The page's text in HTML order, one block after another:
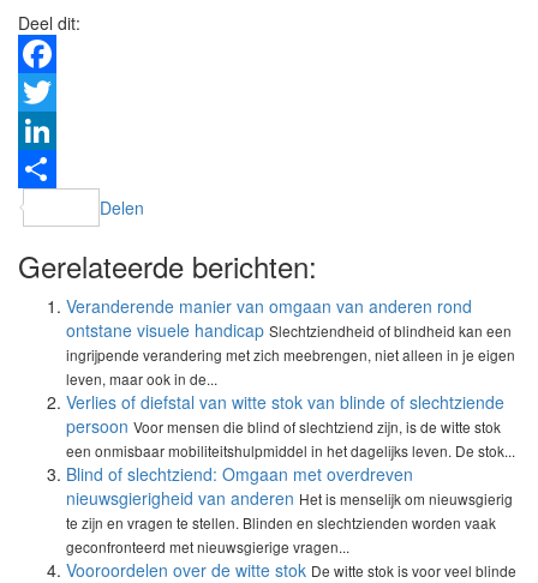
Deel dit:
Facebook
Twitter
LinkedIn
Delen
Gerelateerde berichten:
Veranderende manier van omgaan van anderen rond
ontstane visuele handicap Slechtziendheid of blindheid kan een
ingrijpende verandering met zich meebrengen, niet alleen in je eigen
leven, maar ook in de...
Verlies of diefstal van witte stok van blinde of slechtziende
persoon Voor mensen die blind of slechtziend zijn, is de witte stok
een onmisbaar mobiliteitshulpmiddel in het dagelijks leven. De stok...
Blind of slechtziend: Omgaan met overdreven
nieuwsgierigheid van anderen Het is menselijk om nieuwsgierig
te zijn en vragen te stellen. Blinden en slechtzienden worden vaak
geconfronteerd met nieuwsgierige vragen...
Vooroordelen over de witte stok De witte stok is voor veel blinde